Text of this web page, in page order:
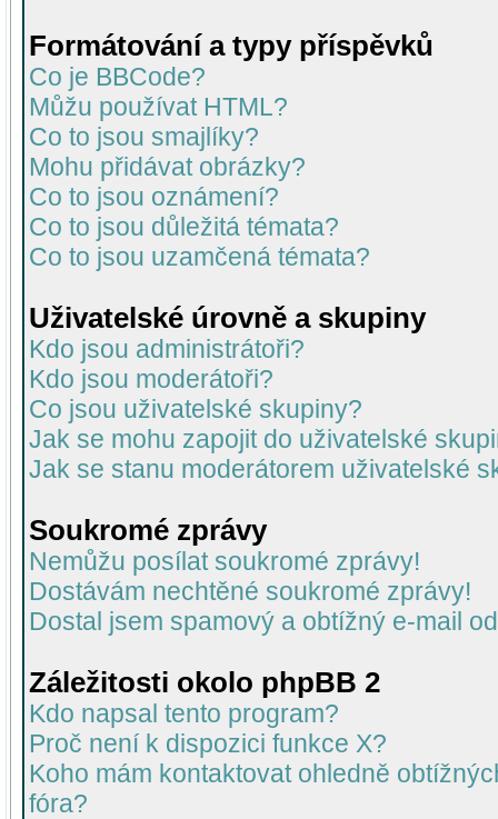
Formátování a typy příspěvků
Co je BBCode?
Můžu používat HTML?
Co to jsou smajlíky?
Mohu přidávat obrázky?
Co to jsou oznámení?
Co to jsou důležitá témata?
Co to jsou uzamčená témata?
Uživatelské úrovně a skupiny
Kdo jsou administrátoři?
Kdo jsou moderátoři?
Co jsou uživatelské skupiny?
Jak se mohu zapojit do uživatelské
Jak se stanu moderátorem uživatelské
Soukromé zprávy
Nemůžu posílat soukromé zprávy!
Dostávám nechtěné soukromé zprávy!
Dostal jsem spamový a obtížný e-mail
Záležitosti okolo phpBB 2
Kdo napsal tento program?
Proč není k dispozici funkce X?
Koho mám kontaktovat ohledně
fóra?